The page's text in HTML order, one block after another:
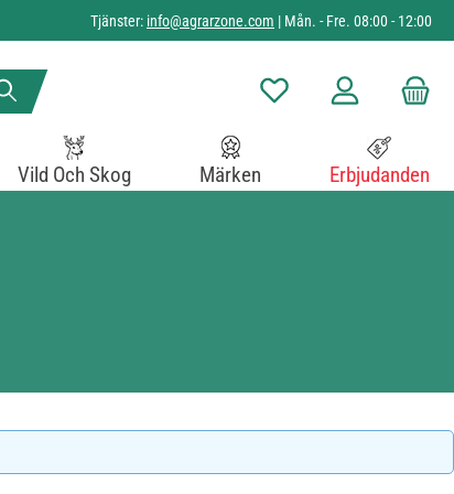
Tjänster: info@agrarzone.com | Mån. - Fre. 08:00 - 12:00
Du har 0 objekt i
Vild Och Skog Märken Erbjudanden